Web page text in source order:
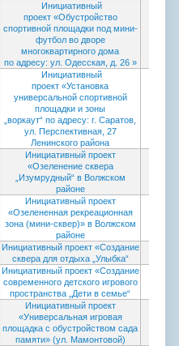
Инициативный
проект «Обустройство
спортивной площадки под мини-
футбол во дворе
многоквартирного дома
по адресу: ул. Одесская, д. 26 »
Инициативный
проект «Установка
универсальной спортивной
площадки и зоны
„воркаут“ по адресу: г. Саратов,
ул. Перспективная, 27
Ленинского района
Инициативный проект
«Озеленение сквера
„Изумрудный“ в Волжском
районе
Инициативный проект
«Озелененная рекреационная
зона (мини-сквер)» в Волжском
районе
Инициативный проект «Создание
сквера для отдыха „Улыбка“
Инициативный проект «Создание
современного детского игрового
пространства „Дети в семье“
Инициативный проект
«Универсальная игровая
площадка с обустройством сада
памяти» (ул. Мамонтовой)